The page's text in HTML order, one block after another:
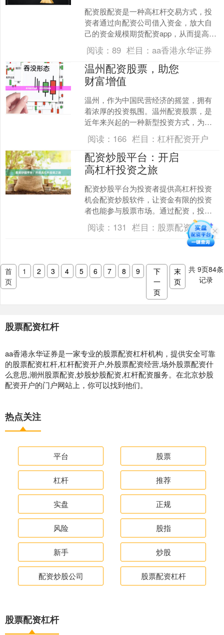
配资股配资是一种高杠杆交易方式，投
资者通过向配资公司借入资金，放大自
己的资金规模期货配资app，从而提高收
益率。然而，高杠杆交易也意味着高风
险，投资者需要充分了....
阅读： 89 栏目： aa香港永华证券
温州配资股票，助您
财富增值
温州，作为中国民营经济的摇篮，拥有
着浓厚的投资氛围。温州配资股票，是
近年来兴起的一种新型投资方式，为投
资者提供了杠杆效应期如意期货配资
app，助力财富增值。 配....
阅读： 166 栏目： 杠杆配资开户
配资炒股平台：开启
高杠杆投资之旅
配资炒股平台为投资者提供高杠杆投资
机会配资炒股软件，让资金有限的投资
者也能参与股票市场。通过配资，投资
者可以放大资金规模，获得更高的收益
潜力。 配资平台通常提供....
阅读： 131 栏目： 股票配资杠杆
首
页
1 2 3 4 5 6 7 8 9
下
一
页
末
页
共9页84条
记录
股票配资杠杆
aa香港永华证券是一家专业的股票配资杠杆机构，提供安全可靠
的股票配资杠杆,杠杆配资开户,外股票配资经营,场外股票配资什
么意思,潮州股票配资,炒股炒股配资,杠杆配资服务。在北京炒股
配资开户的门户网站上，你可以找到他们。
热点关注
平台 股票
杠杆 推荐
实盘 正规
风险 股指
新手 炒股
配资炒股公司 股票配资杠杆
股票配资杠杆